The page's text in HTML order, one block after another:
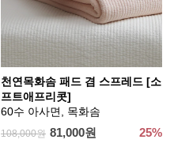
천연목화솜 패드 겸 스프레드 [소
프트애프리콧]
60수 아사면, 목화솜
108,000원 81,000원 25%